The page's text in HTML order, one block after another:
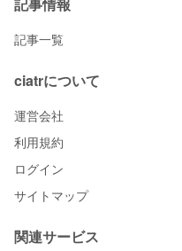
記事情報
記事一覧
ciatrについて
運営会社
利用規約
ログイン
サイトマップ
関連サービス